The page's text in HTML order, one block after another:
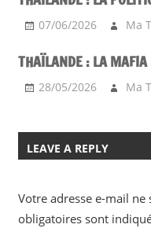
07/06/2026 Ma
THAÏLANDE : LA MAFIA
28/05/2026 Ma
LEAVE A REPLY
Votre adresse e-mail ne
obligatoires sont